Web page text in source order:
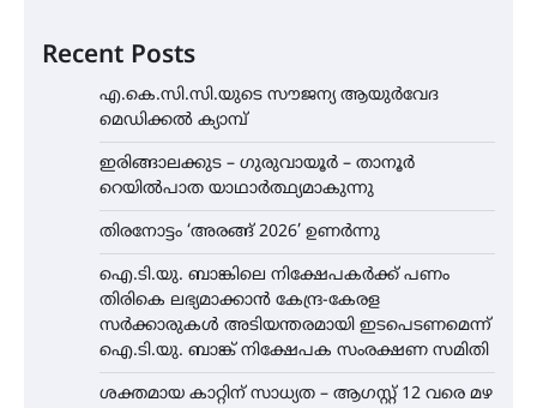
Recent Posts
എ.കെ.സി.സി.യുടെ സൗജന്യ ആയുർവേദ
മെഡിക്കൽ ക്യാമ്പ്
ഇരിങ്ങാലക്കുട – ഗുരുവായൂർ – താനൂർ
റെയിൽപാത യാഥാർത്ഥ്യമാകുന്നു
തിരനോട്ടം ‘അരങ്ങ് 2026’ ഉണർന്നു
ഐ.ടി.യു. ബാങ്കിലെ നിക്ഷേപകർക്ക് പണം
തിരികെ ലഭ്യമാക്കാൻ കേന്ദ്ര-കേരള
സർക്കാരുകൾ അടിയന്തരമായി ഇടപെടണമെന്ന്
ഐ.ടി.യു. ബാങ്ക് നിക്ഷേപക സംരക്ഷണ സമിതി
ശക്തമായ കാറ്റിന് സാധ്യത – ആഗസ്റ്റ് 12 വരെ മഴ